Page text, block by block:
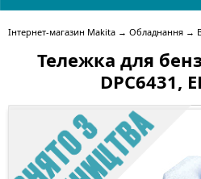
Інтернет-магазин Makita → Обладнання →
Тележка для
DPC6431,